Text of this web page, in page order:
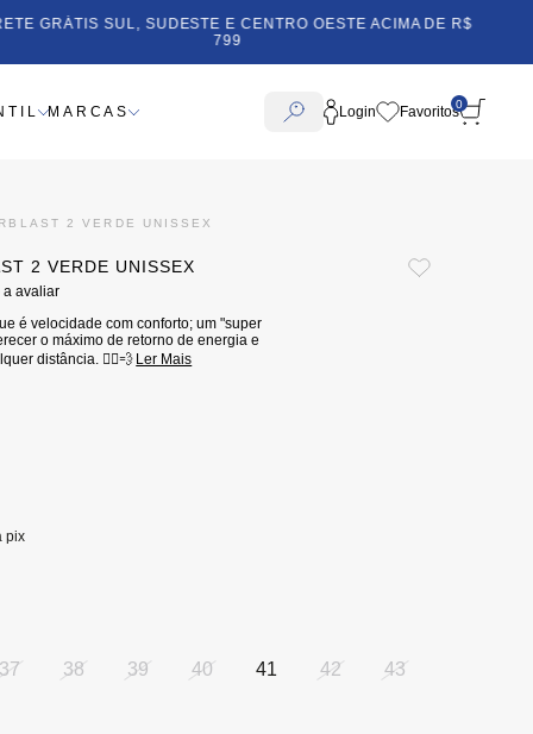
GRÁTIS SUL, SUDESTE E CENTRO OESTE ACIMA DE R$
799
MARCAS Login 0
2 VERDE UNISSEX
2 VERDE UNISSEX
a avaliar
é velocidade com conforto; um "super
o máximo de retorno de energia e
distância. 🏃‍♂️💨 Ler Mais
pix
37 38 39 40 41 42 43